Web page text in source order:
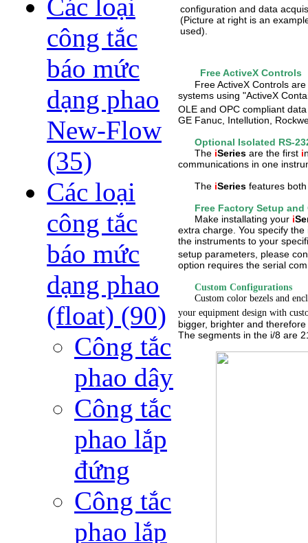
Các loại
công tắc
báo mức
dạng phao
New-Flow
(35)
Các loại
công tắc
báo mức
dạng phao
(float) (90)
Công tắc
phao dây
Công tắc
phao lắp
đứng
Công tắc
phao lắp
configuration and data
(Picture at right is an
used).
Free ActiveX Controls
Free ActiveX Controls are
systems using "ActiveX
OLE and OPC compliant
GE Fanuc, Intellution,
Optional Isolated RS-
The iSeries are the first i
communications in one
The iSeries features
Free Factory Setup
Make installating your i
extra charge. You specify
the instruments to your
setup parameters, please
option requires the serial
Custom Configurations
Custom color bezels and
your equipment design with
bigger, brighter and
The segments in the i/8 are